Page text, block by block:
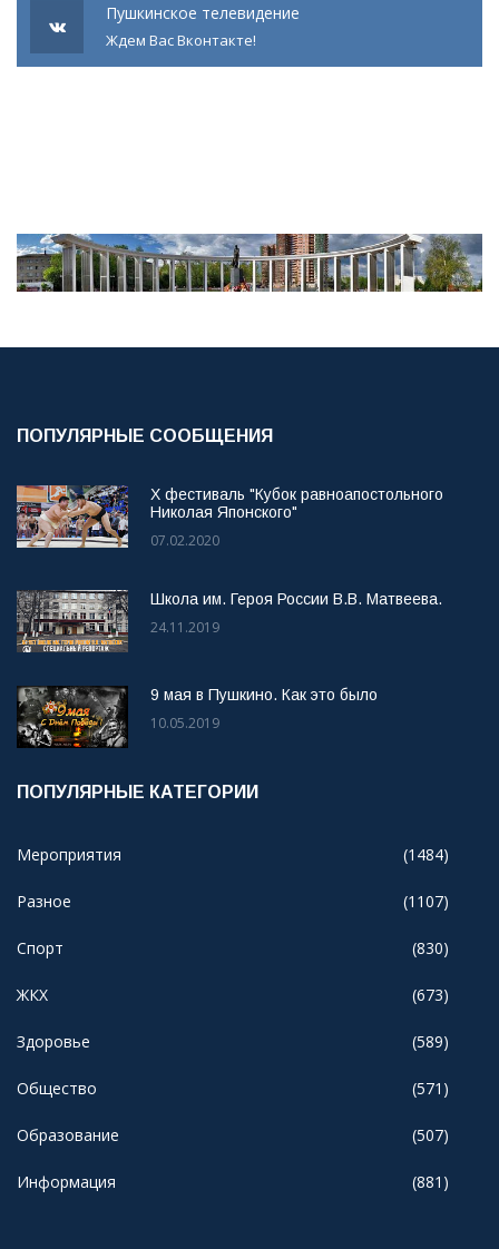
Пушкинское телевидение
Ждем Вас Вконтакте!
ПОПУЛЯРНЫЕ СООБЩЕНИЯ
X фестиваль "Кубок равноапостольного
Николая Японского"
07.02.2020
Школа им. Героя России В.В. Матвеева.
24.11.2019
9 мая в Пушкино. Как это было
10.05.2019
ПОПУЛЯРНЫЕ КАТЕГОРИИ
Мероприятия (1484)
Разное (1107)
Спорт (830)
ЖКХ (673)
Здоровье (589)
Общество (571)
Образование (507)
Информация (881)